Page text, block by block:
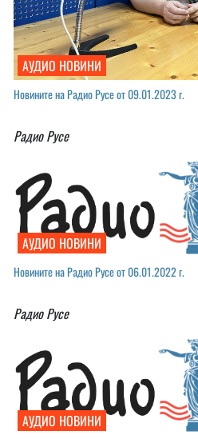
АУДИО НОВИНИ
Новините на Радио Русе от 09.01.2023 г.￼
Радио Русе
АУДИО НОВИНИ
Новините на Радио Русе от 06.01.2022 г.￼
Радио Русе
АУДИО НОВИНИ